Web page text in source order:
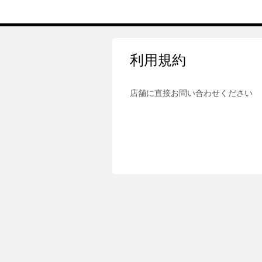
利用規約
店舗に直接お問い合わせください